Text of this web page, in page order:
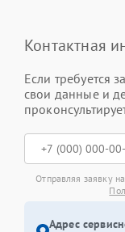
Контактная
Если требуется
свои данные и
Отправляя заявку
Адрес